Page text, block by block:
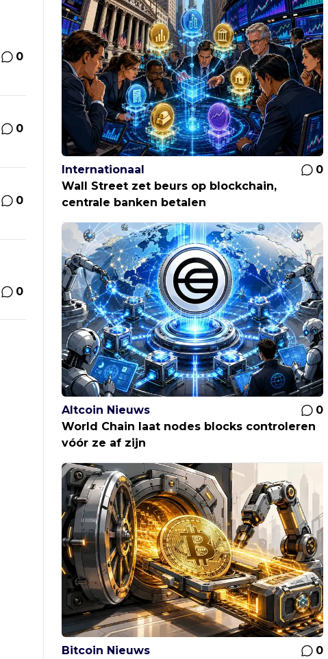
0
0
0
0
Internationaal
0
Wall Street zet beurs op blockchain,
centrale banken betalen
Altcoin Nieuws
0
World Chain laat nodes blocks controleren
vóór ze af zijn
Bitcoin Nieuws
0